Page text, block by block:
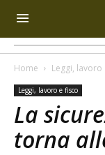
Home Leggi, lavoro
Leggi, lavoro e fisco
La
torna